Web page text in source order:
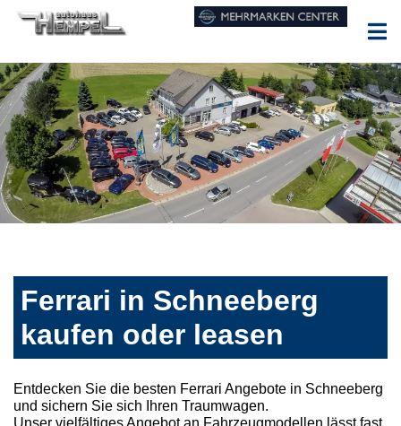
Ferrari in Schneeberg
kaufen oder leasen
Entdecken Sie die besten Ferrari Angebote in Schneeberg
und sichern Sie sich Ihren Traumwagen.